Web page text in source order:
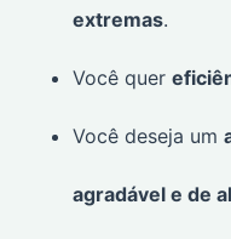
extremas.
Você quer
Você deseja um
agradável e de